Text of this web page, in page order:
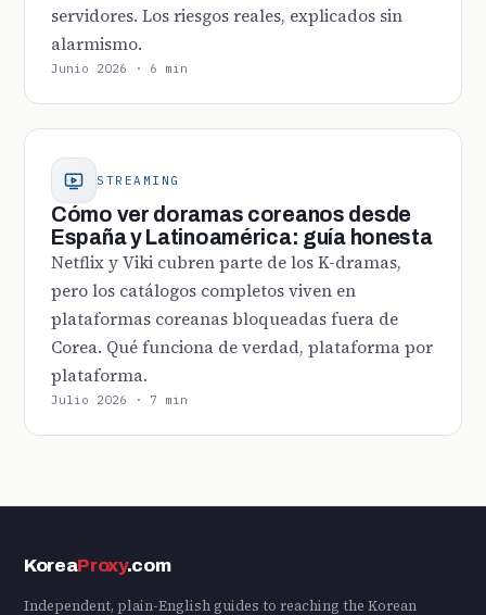
servidores. Los riesgos reales, explicados sin
alarmismo.
Junio 2026 · 6 min
STREAMING
Cómo ver doramas coreanos desde
España y Latinoamérica: guía honesta
Netflix y Viki cubren parte de los K-dramas,
pero los catálogos completos viven en
plataformas coreanas bloqueadas fuera de
Corea. Qué funciona de verdad, plataforma por
plataforma.
Julio 2026 · 7 min
KoreaProxy.com
Independent, plain-English guides to reaching the Korean